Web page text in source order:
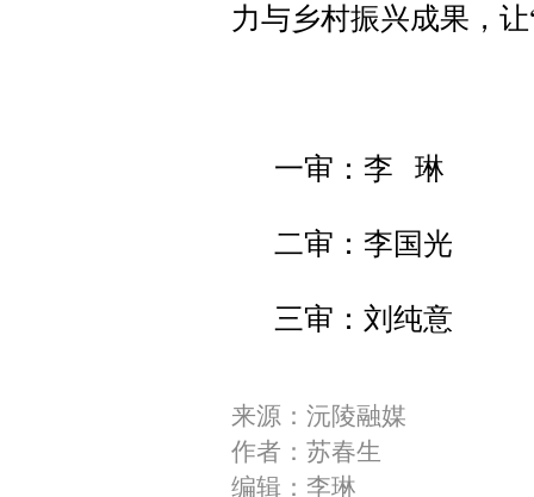
力与乡村振兴成果，
一审：李 琳
二审：李国光
三审：刘纯意
来源：沅陵融媒
作者：苏春生
编辑：李琳